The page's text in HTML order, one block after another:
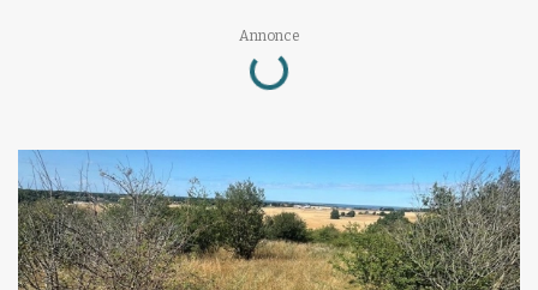
Annonce
Loading...